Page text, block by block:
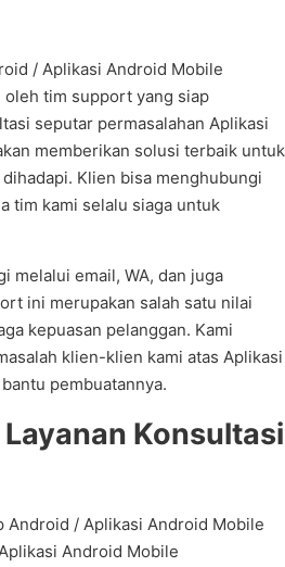
/ Aplikasi Android Mobile
tim support yang siap
seputar permasalahan Aplikasi
memberikan solusi terbaik untuk
Klien bisa menghubungi
tim kami selalu siaga untuk
melalui email, WA, dan juga
ini merupakan salah satu nilai
kepuasan pelanggan. Kami
klien-klien kami atas Aplikasi
pembuatannya.
Konsultasi
Android / Aplikasi Android Mobile
Android Mobile